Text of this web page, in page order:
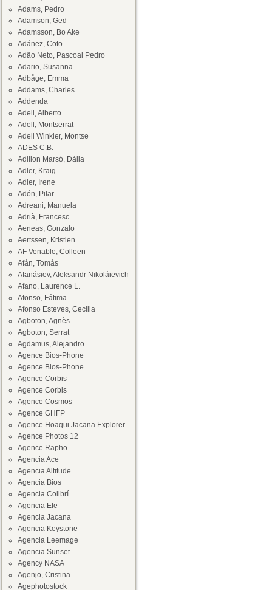
Adams, Pedro
Adamson, Ged
Adamsson, Bo Ake
Adánez, Coto
Adâo Neto, Pascoal Pedro
Adario, Susanna
Adbåge, Emma
Addams, Charles
Addenda
Adell, Alberto
Adell, Montserrat
Adell Winkler, Montse
ADES C.B.
Adillon Marsó, Dàlia
Adler, Kraig
Adler, Irene
Adón, Pilar
Adreani, Manuela
Adrià, Francesc
Aeneas, Gonzalo
Aertssen, Kristien
AF Venable, Colleen
Afán, Tomás
Afanásiev, Aleksandr Nikoláievich
Afano, Laurence L.
Afonso, Fátima
Afonso Esteves, Cecilia
Agboton, Agnès
Agboton, Serrat
Agdamus, Alejandro
Agence Bios-Phone
Agence Bios-Phone
Agence Corbis
Agence Corbis
Agence Cosmos
Agence GHFP
Agence Hoaqui Jacana Explorer
Agence Photos 12
Agence Rapho
Agencia Ace
Agencia Altitude
Agencia Bios
Agencia Colibrí
Agencia Efe
Agencia Jacana
Agencia Keystone
Agencia Leemage
Agencia Sunset
Agency NASA
Agenjo, Cristina
Agephotostock